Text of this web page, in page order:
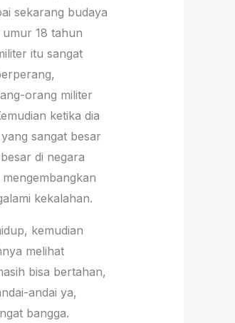
sekarang budaya
18 tahun
itu sangat
orang militer
ketika dia
sangat besar
di negara
kekalahan.
kemudian
melihat
bisa bertahan,
andai ya,
bangga.